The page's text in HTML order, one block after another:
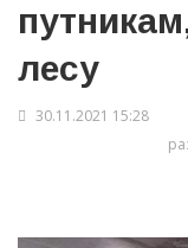
лесу
30.11.2021 15:28